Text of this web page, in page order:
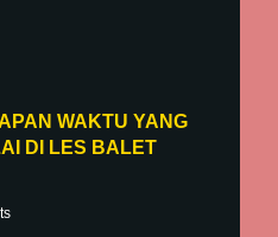
WAKTU YANG
DI LES BALET